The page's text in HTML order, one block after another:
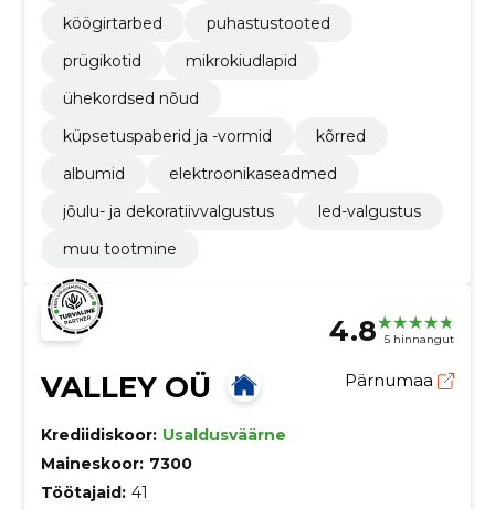
köögirtarbed
puhastustooted
prügikotid
mikrokiudlapid
ühekordsed nõud
küpsetuspaberid ja -vormid
kõrred
albumid
elektroonikaseadmed
jõulu- ja dekoratiivvalgustus
led-valgustus
muu tootmine
4.8 5 hinnangut
VALLEY OÜ Pärnumaa
Krediidiskoor: Usaldusväärne
Maineskoor: 7300
Töötajaid: 41